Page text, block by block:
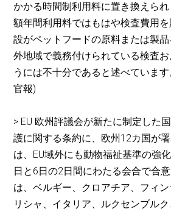
かかる時間制利用料に置き換えら
額年間利用料ではもはや検査費用
設がペットフードの原料または製
外地域で義務付けられている検査
うには不十分であると述べていま
官報)
> EU 欧州評議会が新たに制定した
護に関する条約に、欧州12カ国が
は、EU域外にも動物福祉基準の強
日と6日の2日間にわたる会合で合
は、ベルギー、クロアチア、フィ
リシャ、イタリア、ルクセンブル